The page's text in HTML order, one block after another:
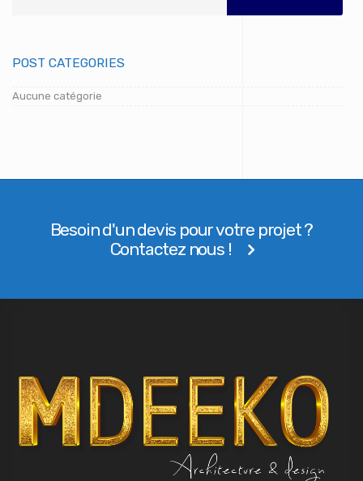
POST CATEGORIES
Aucune catégorie
Besoin d'un devis pour votre projet ?
Contactez nous !